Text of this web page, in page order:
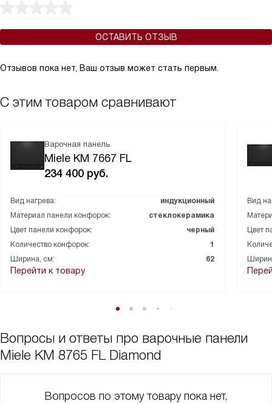
ОСТАВИТЬ ОТЗЫВ
Отзывов пока нет, Ваш отзыв может стать первым.
С этим товаром сравнивают
Варочная панель
Miele KM 7667 FL
234 400 руб.
Вид нагрева:
индукционный
Материал панели конфорок:
стеклокерамика
Цвет панели конфорок:
черный
Количество конфорок:
1
Ширина, см:
62
Перейти к товару
Вид
Цвет
Вопросы и ответы про варочные панели
Miele KM 8765 FL Diamond
Вопросов по этому товару пока нет,